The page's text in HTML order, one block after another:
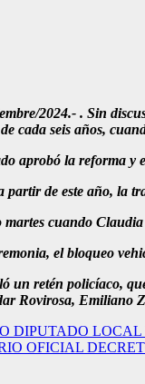
2024.- . Sin
cada seis años,
aprobó la reforma y
de este año, la
cuando
el bloqueo
un retén policíaco,
Rovirosa, Emiliano
DIPUTADO
OFICIAL